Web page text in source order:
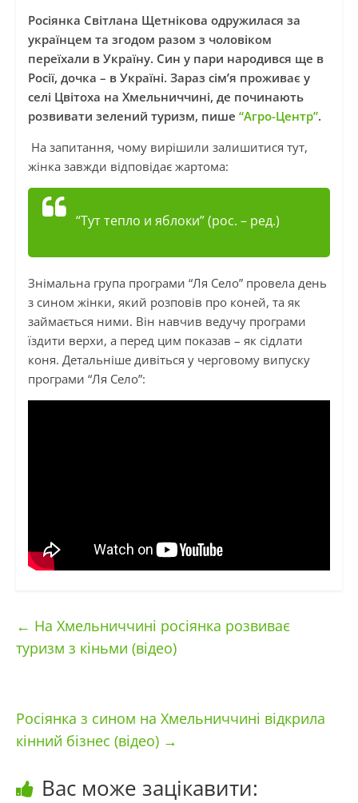
Росіянка Світлана Щетнікова одружилася за
українцем та згодом разом з чоловіком
переїхали в Україну. Син у пари народився ще в
Росії, дочка – в Україні. Зараз сім’я проживає у
селі Цвітоха на Хмельниччині, де починають
розвивати зелений туризм, пише “Агро-Центр”.
На запитання, чому вирішили залишитися тут,
жінка завжди відповідає жартома:
“Тут тепло и яблоки”(рос. – ред.)
Знімальна група програми “Ля Село” провела день
з сином жінки, який розповів про коней, та як
займається ними. Він навчив ведучу програми
їздити верхи, а перед цим показав – як сідлати
коня. Детальніше дивіться у черговому випуску
програми “Ля Село”:
← На Хмельниччині росіянка розвиває
туризм з кіньми (відео)
Росіянка з сином на Хмельниччині відкрила
кінний бізнес (відео) →
Вас може зацікавити: